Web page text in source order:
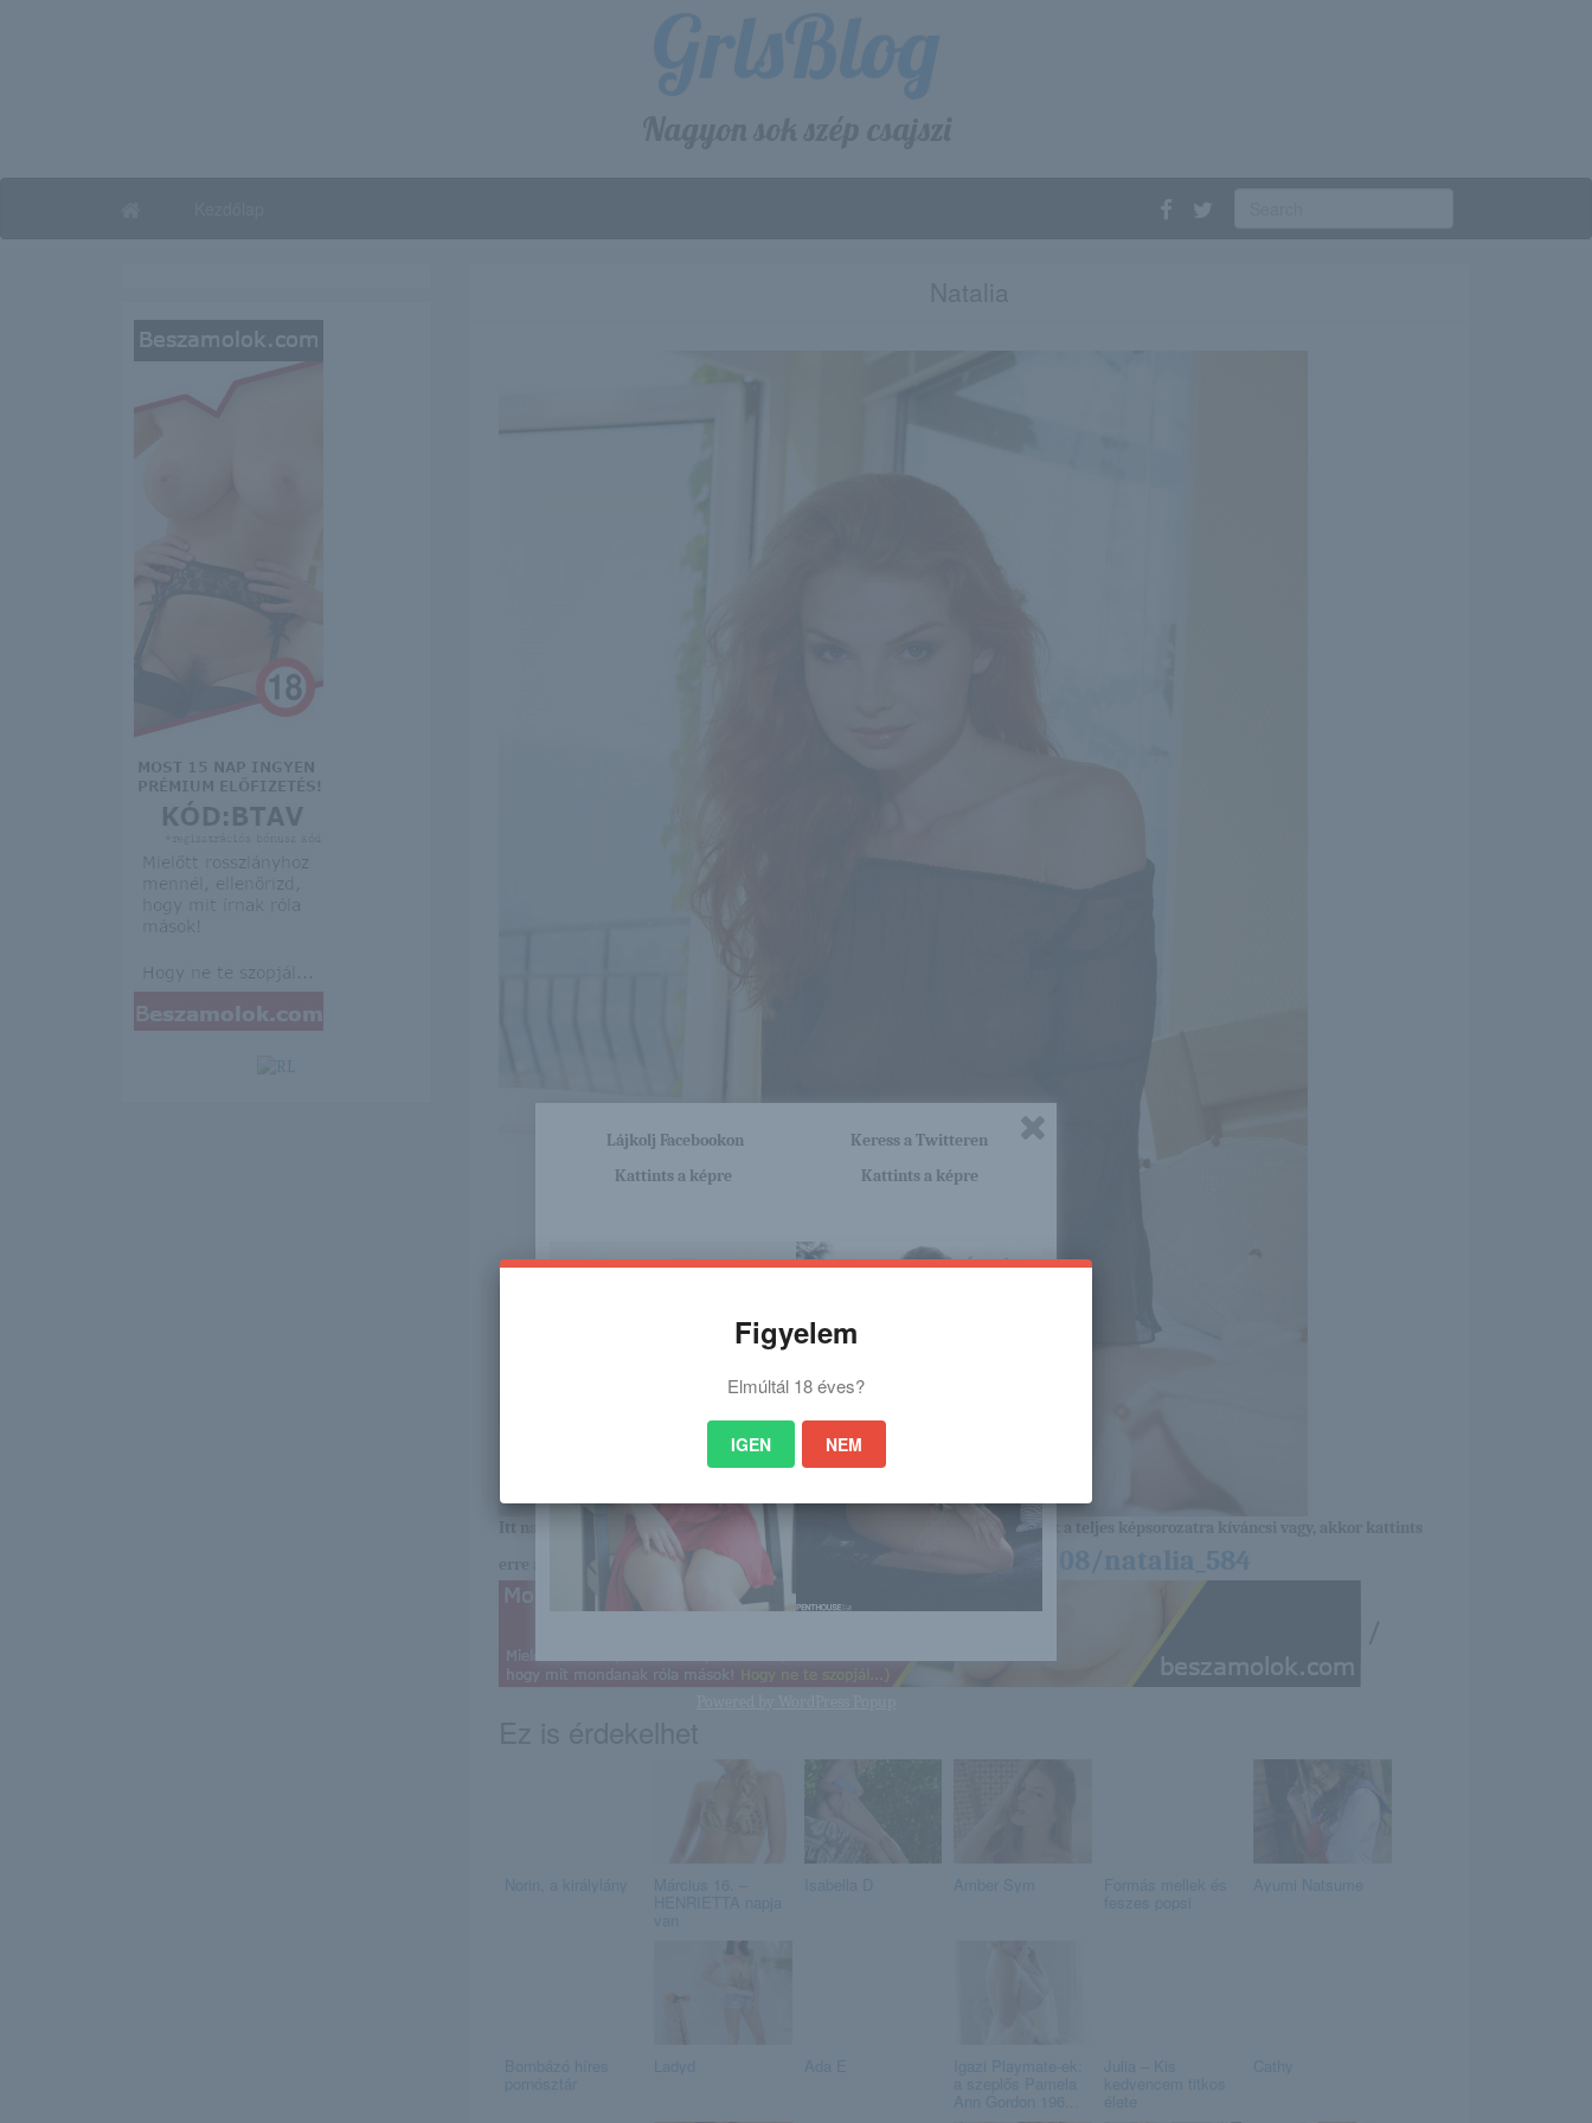
Itt nagyon sok olyan lány van, aki cseppet sem szégyenlős. Ha ennek a lánynak a teljes képsorozatra kíváncsi vagy, akkor kattints
http://elitcsajok.blog.hu/2015/12/08/natalia_584
Norin, a királylány Március 16. –
HENRIETTA napja
van
Isabella D Amber Sym Formás mellek és
feszes popsi
Ayumi Natsume
Bombázó híres
pornósztár
Ladyd Ada E Igazi Playmate-ek:
a szeplős Pamela
Ann Gordon 196...
Julia – Kis
kedvencem titkos
élete
Cathy
Lájkolj Facebookon
Kattints a képre
Keress a Twitteren
Kattints a képre
Figyelem
Elmúltál 18 éves?
IGEN NEM